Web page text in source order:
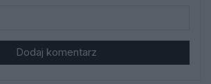
Dodaj komentarz